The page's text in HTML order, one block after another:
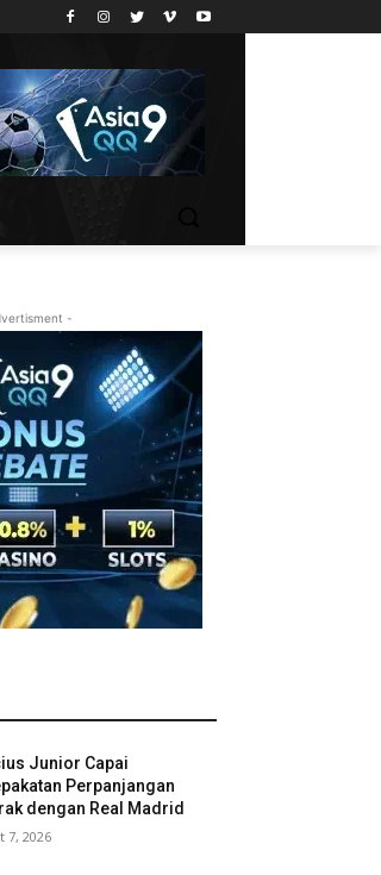
-
Junior Capai
Perpanjangan
dengan Real Madrid
7, 2026